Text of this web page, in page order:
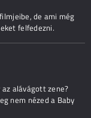
de ami még
felfedezni.
alávágott zene?
nem nézed a Baby